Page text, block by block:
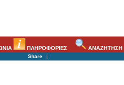
ΠΛΗΡΟΦΟΡΙΕΣ ΑΝΑΖΗΤΗΣΗ
Share |